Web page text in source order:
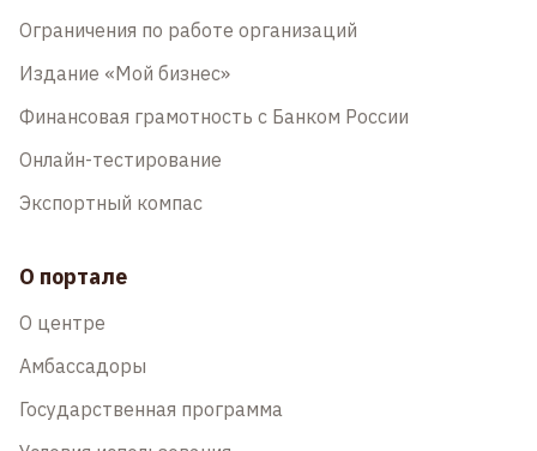
Ограничения по работе организаций
Издание «Мой бизнес»
Финансовая грамотность с Банком России
Онлайн-тестирование
Экспортный компас
О портале
О центре
Амбассадоры
Государственная программа